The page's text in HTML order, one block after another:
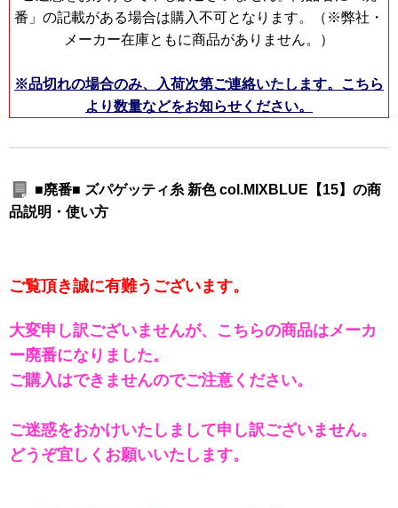
番」の記載がある場合は購入不可となります。（※弊社・
メーカー在庫ともに商品がありません。）
※品切れの場合のみ、入荷次第ご連絡いたします。こちら
より数量などをお知らせください。
■廃番■ ズパゲッティ糸 新色 col.MIXBLUE【15】の商
品説明・使い方
ご覧頂き誠に有難うございます。
大変申し訳ございませんが、こちらの商品はメーカ
ー廃番になりました。
ご購入はできませんのでご注意ください。
ご迷惑をおかけいたしまして申し訳ございません。
どうぞ宜しくお願いいたします。